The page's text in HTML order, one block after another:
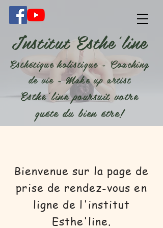
Institut Esthe'line
Esthétique holistique - Coaching
de vie - Make up artist
Esthe'line poursuit votre
quête du bien être!
Bienvenue sur la page de
prise de rendez-vous en
ligne de l'institut
Esthe'line.